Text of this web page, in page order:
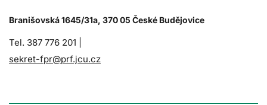
Branišovská 1645/31a, 370 05 České Budějovice
Tel. 387 776 201 |
sekret-fpr@prf.jcu.cz